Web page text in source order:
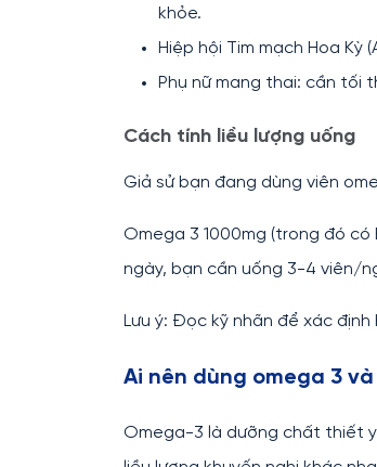
khỏe.
Hiệp hội Tim mạch Hoa Kỳ
Phụ nữ mang thai: cần tối
Cách tính liều lượng uống
Giả sử bạn đang dùng viên
Omega 3 1000mg (trong đó có
ngày, bạn cần uống 3-4 viên/
Lưu ý: Đọc kỹ nhãn để xác định
Ai nên dùng omega 3
Omega-3 là dưỡng chất thiết